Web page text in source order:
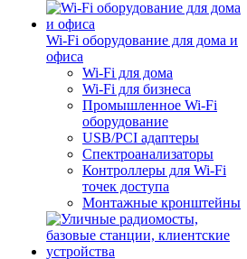
Wi-Fi оборудование для дома и
офиса
Wi-Fi для дома
Wi-Fi для бизнеса
Промышленное Wi-Fi
оборудование
USB/PCI адаптеры
Cпектроанализаторы
Контроллеры для Wi-Fi
точек доступа
Монтажные кронштейны